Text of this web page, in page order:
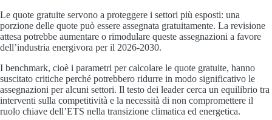
Le quote gratuite servono a proteggere i settori più esposti: una
porzione delle quote può essere assegnata gratuitamente. La revisione
attesa potrebbe aumentare o rimodulare queste assegnazioni a favore
dell’industria energivora per il 2026-2030.
I benchmark, cioè i parametri per calcolare le quote gratuite, hanno
suscitato critiche perché potrebbero ridurre in modo significativo le
assegnazioni per alcuni settori. Il testo dei leader cerca un equilibrio tra
interventi sulla competitività e la necessità di non compromettere il
ruolo chiave dell’ETS nella transizione climatica ed energetica.